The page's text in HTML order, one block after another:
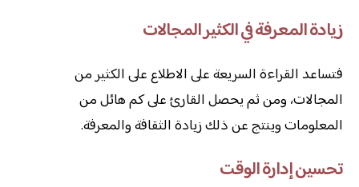
زيادة المعرفة في الكثير المجالات
فتساعد القراءة السريعة على الاطلاع على الكثير من
المجالات، ومن ثم يحصل القارئ على كم هائل من
المعلومات وينتج عن ذلك زيادة الثقافة والمعرفة.
تحسين إدارة الوقت